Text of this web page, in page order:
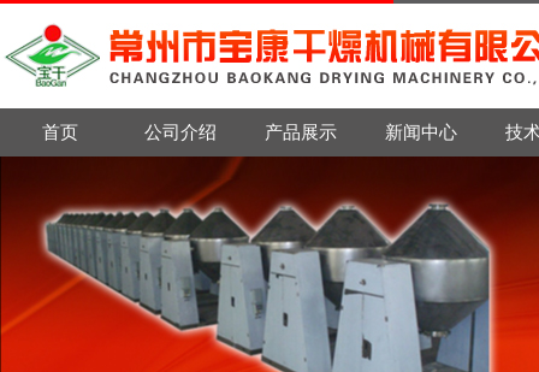
首页 公司介绍 产品展示 新闻中心 技